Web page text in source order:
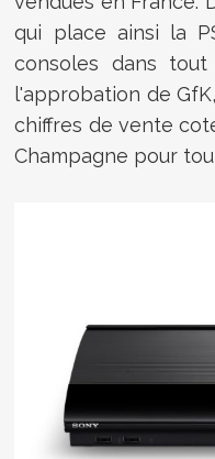
qui place ainsi la
consoles dans
l'approbation de
chiffres de vente
Champagne pour